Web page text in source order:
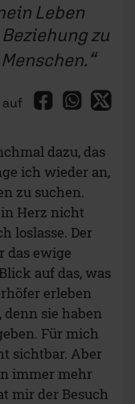
Leben
zu
auf
dazu, das
ich wieder an,
zu suchen.
Herz nicht
loslasse. Der
das ewige
auf das, was
erleben
denn sie haben
Für mich
sichtbar. Aber
immer mehr
mir der Besuch